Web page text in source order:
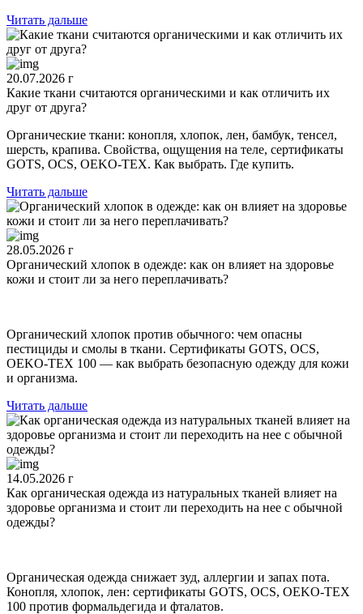
Читать дальше
20.07.2026 г
Какие ткани считаются органическими и как отличить их
друг от друга?
Органические ткани: конопля, хлопок, лен, бамбук, тенсел,
шерсть, крапива. Свойства, ощущения на теле, сертификаты
GOTS, OCS, OEKO-TEX. Как выбрать. Где купить.
Читать дальше
28.05.2026 г
Органический хлопок в одежде: как он влияет на здоровье
кожи и стоит ли за него переплачивать?
Органический хлопок против обычного: чем опасны
пестициды и смолы в ткани. Сертификаты GOTS, OCS,
OEKO-TEX 100 — как выбрать безопасную одежду для кожи
и организма.
Читать дальше
14.05.2026 г
Как органическая одежда из натуральных тканей влияет на
здоровье организма и стоит ли переходить на нее с обычной
одежды?
Органическая одежда снижает зуд, аллергии и запах пота.
Конопля, хлопок, лен: сертификаты GOTS, OCS, OEKO-TEX
100 против формальдегида и фталатов.